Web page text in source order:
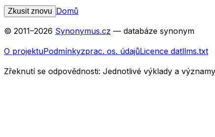
Zkusit znovu Domů
© 2011–2026 Synonymus.cz — databáze synonym
O projektuPodmínkyzprac. os. údajůLicence datllms.txt
Zřeknutí se odpovědnosti: Jednotlivé výklady a